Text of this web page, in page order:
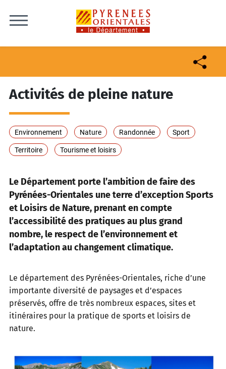
Activités de pleine nature
Environnement Nature Randonnée Sport
Territoire Tourisme et loisirs
Le Département porte l’ambition de faire des
Pyrénées-Orientales une terre d’exception Sports
et Loisirs de Nature, prenant en compte
l’accessibilité des pratiques au plus grand
nombre, le respect de l’environnement et
l’adaptation au changement climatique.
Le département des Pyrénées-Orientales, riche d’une
importante diversité de paysages et d’espaces
préservés, offre de très nombreux espaces, sites et
itinéraires pour la pratique de sports et loisirs de
nature.